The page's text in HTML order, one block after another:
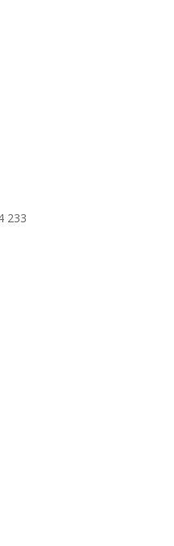
233